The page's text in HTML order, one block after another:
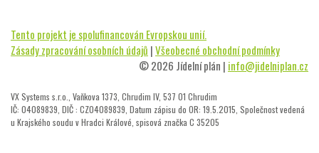
Tento projekt je spolufinancován Evropskou unií.
Zásady zpracování osobních údajů |Všeobecné obchodní podmínky
© 2026 Jídelní plán | info@jidelniplan.cz
VX Systems s.r.o., Vaňkova 1373, Chrudim IV, 537 01 Chrudim
IČ: 04089839, DIČ : CZ04089839, Datum zápisu do OR: 19.5.2015, Společnost vedená
u Krajského soudu v Hradci Králové, spisová značka C 35205